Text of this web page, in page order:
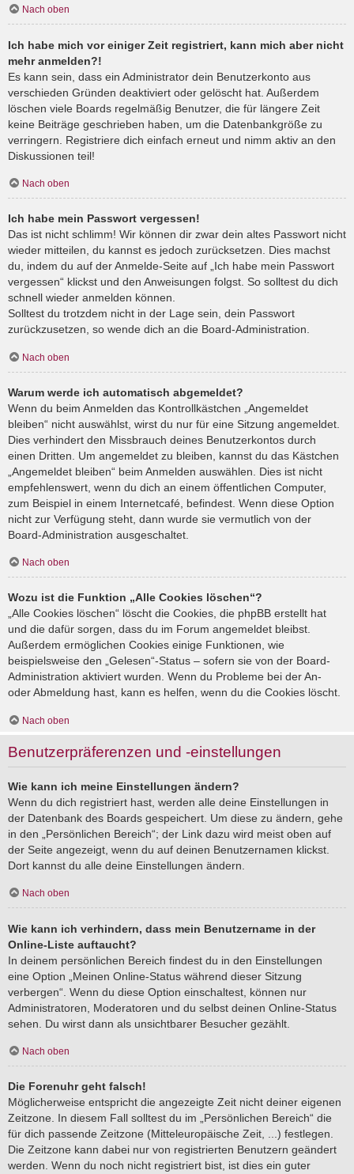
Nach oben
Ich habe mich vor einiger Zeit registriert, kann mich aber nicht
mehr anmelden?!
Es kann sein, dass ein Administrator dein Benutzerkonto aus
verschieden Gründen deaktiviert oder gelöscht hat. Außerdem
löschen viele Boards regelmäßig Benutzer, die für längere Zeit
keine Beiträge geschrieben haben, um die Datenbankgröße zu
verringern. Registriere dich einfach erneut und nimm aktiv an den
Diskussionen teil!
Nach oben
Ich habe mein Passwort vergessen!
Das ist nicht schlimm! Wir können dir zwar dein altes Passwort nicht
wieder mitteilen, du kannst es jedoch zurücksetzen. Dies machst
du, indem du auf der Anmelde-Seite auf „Ich habe mein Passwort
vergessen“ klickst und den Anweisungen folgst. So solltest du dich
schnell wieder anmelden können.
Solltest du trotzdem nicht in der Lage sein, dein Passwort
zurückzusetzen, so wende dich an die Board-Administration.
Nach oben
Warum werde ich automatisch abgemeldet?
Wenn du beim Anmelden das Kontrollkästchen „Angemeldet
bleiben“ nicht auswählst, wirst du nur für eine Sitzung angemeldet.
Dies verhindert den Missbrauch deines Benutzerkontos durch
einen Dritten. Um angemeldet zu bleiben, kannst du das Kästchen
„Angemeldet bleiben“ beim Anmelden auswählen. Dies ist nicht
empfehlenswert, wenn du dich an einem öffentlichen Computer,
zum Beispiel in einem Internetcafé, befindest. Wenn diese Option
nicht zur Verfügung steht, dann wurde sie vermutlich von der
Board-Administration ausgeschaltet.
Nach oben
Wozu ist die Funktion „Alle Cookies löschen“?
„Alle Cookies löschen“ löscht die Cookies, die phpBB erstellt hat
und die dafür sorgen, dass du im Forum angemeldet bleibst.
Außerdem ermöglichen Cookies einige Funktionen, wie
beispielsweise den „Gelesen“-Status – sofern sie von der Board-
Administration aktiviert wurden. Wenn du Probleme bei der An-
oder Abmeldung hast, kann es helfen, wenn du die Cookies löscht.
Nach oben
Benutzerpräferenzen und -einstellungen
Wie kann ich meine Einstellungen ändern?
Wenn du dich registriert hast, werden alle deine Einstellungen in
der Datenbank des Boards gespeichert. Um diese zu ändern, gehe
in den „Persönlichen Bereich“; der Link dazu wird meist oben auf
der Seite angezeigt, wenn du auf deinen Benutzernamen klickst.
Dort kannst du alle deine Einstellungen ändern.
Nach oben
Wie kann ich verhindern, dass mein Benutzername in der
Online-Liste auftaucht?
In deinem persönlichen Bereich findest du in den Einstellungen
eine Option „Meinen Online-Status während dieser Sitzung
verbergen“. Wenn du diese Option einschaltest, können nur
Administratoren, Moderatoren und du selbst deinen Online-Status
sehen. Du wirst dann als unsichtbarer Besucher gezählt.
Nach oben
Die Forenuhr geht falsch!
Möglicherweise entspricht die angezeigte Zeit nicht deiner eigenen
Zeitzone. In diesem Fall solltest du im „Persönlichen Bereich“ die
für dich passende Zeitzone (Mitteleuropäische Zeit, ...) festlegen.
Die Zeitzone kann dabei nur von registrierten Benutzern geändert
werden. Wenn du noch nicht registriert bist, ist dies ein guter